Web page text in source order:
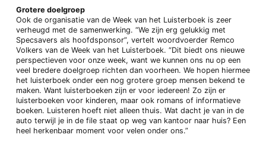
Grotere doelgroep
Ook de organisatie van de Week van het Luisterboek is zeer
verheugd met de samenwerking. “We zijn erg gelukkig met
Specsavers als hoofdsponsor”, vertelt woordvoerder Remco
Volkers van de Week van het Luisterboek. “Dit biedt ons nieuwe
perspectieven voor onze week, want we kunnen ons nu op een
veel bredere doelgroep richten dan voorheen. We hopen hiermee
het luisterboek onder een nog grotere groep mensen bekend te
maken. Want luisterboeken zijn er voor iedereen! Zo zijn er
luisterboeken voor kinderen, maar ook romans of informatieve
boeken. Luisteren hoeft niet alleen thuis. Wat dacht je van in de
auto terwijl je in de file staat op weg van kantoor naar huis? Een
heel herkenbaar moment voor velen onder ons.”